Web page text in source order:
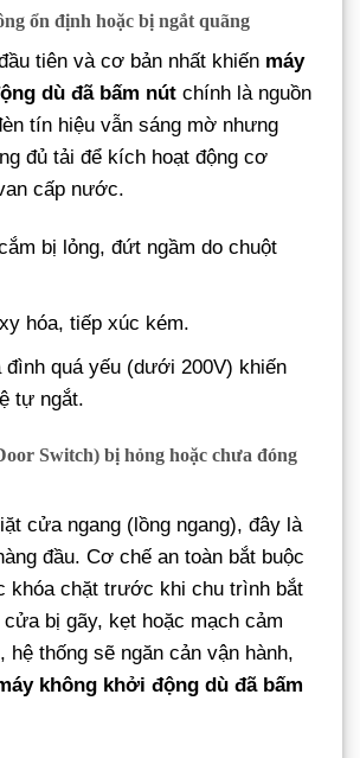
ổn định hoặc bị ngắt quãng
tiên và cơ bản nhất khiến máy
dù đã bấm nút chính là nguồn
tín hiệu vẫn sáng mờ nhưng
đủ tải để kích hoạt động cơ
cấp nước.
bị lỏng, đứt ngầm do chuột
hóa, tiếp xúc kém.
đình quá yếu (dưới 200V) khiến
tự ngắt.
Switch) bị hỏng hoặc chưa đóng
cửa ngang (lồng ngang), đây là
đầu. Cơ chế an toàn bắt buộc
khóa chặt trước khi chu trình bắt
bị gãy, kẹt hoặc mạch cảm
hệ thống sẽ ngăn cản vận hành,
không khởi động dù đã bấm